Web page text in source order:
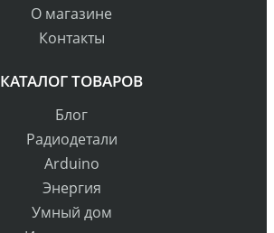
О магазине
Контакты
КАТАЛОГ ТОВАРОВ
Блог
Радиодетали
Arduino
Энергия
Умный дом